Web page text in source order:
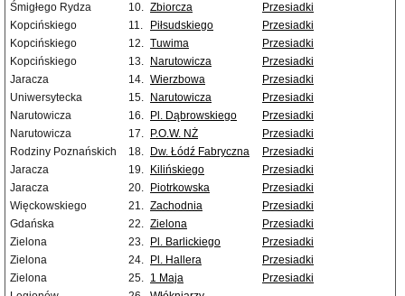
Śmigłego Rydza
10. Zbiorcza
Przesiadki
Kopcińskiego
11. Piłsudskiego
Przesiadki
Kopcińskiego
12. Tuwima
Przesiadki
Kopcińskiego
13. Narutowicza
Przesiadki
Jaracza
14. Wierzbowa
Przesiadki
Uniwersytecka
15. Narutowicza
Przesiadki
Narutowicza
16. Pl. Dąbrowskiego
Przesiadki
Narutowicza
17. P.O.W. NŻ
Przesiadki
Rodziny Poznańskich
18. Dw. Łódź Fabryczna
Przesiadki
Jaracza
19. Kilińskiego
Przesiadki
Jaracza
20. Piotrkowska
Przesiadki
Więckowskiego
21. Zachodnia
Przesiadki
Gdańska
22. Zielona
Przesiadki
Zielona
23. Pl. Barlickiego
Przesiadki
Zielona
24. Pl. Hallera
Przesiadki
Zielona
25. 1 Maja
Przesiadki